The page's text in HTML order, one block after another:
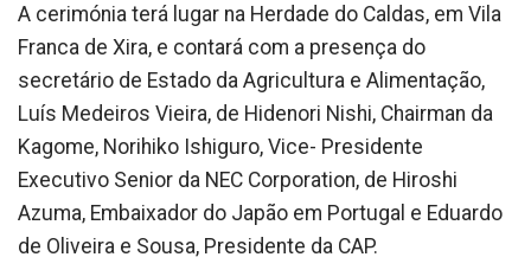
A cerimónia terá lugar na Herdade do Caldas, em Vila
Franca de Xira, e contará com a presença do
secretário de Estado da Agricultura e Alimentação,
Luís Medeiros Vieira, de Hidenori Nishi, Chairman da
Kagome, Norihiko Ishiguro, Vice- Presidente
Executivo Senior da NEC Corporation, de Hiroshi
Azuma, Embaixador do Japão em Portugal e Eduardo
de Oliveira e Sousa, Presidente da CAP.